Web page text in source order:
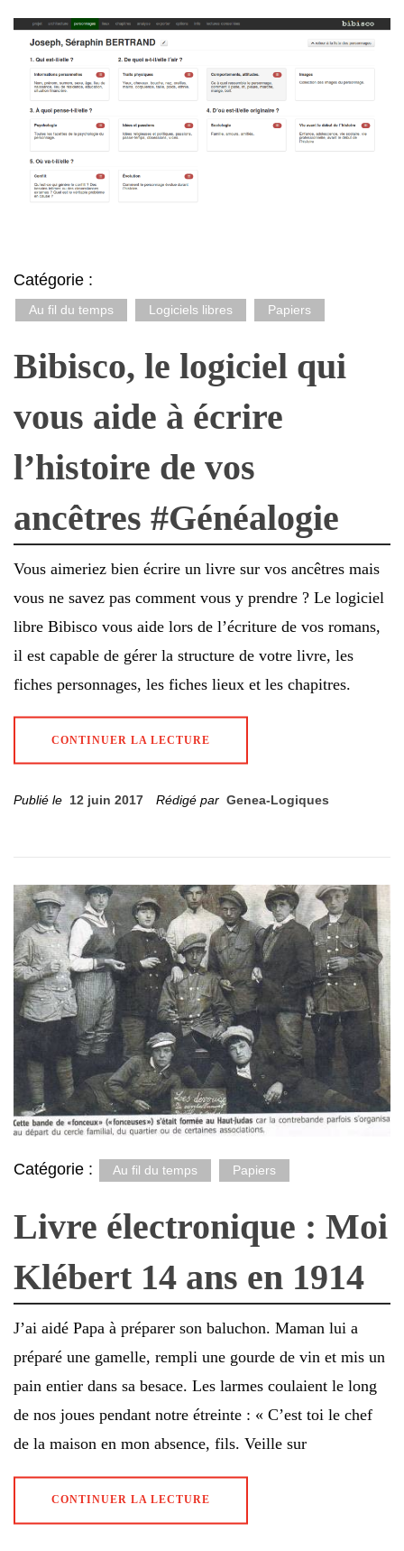
Catégorie :
Au fil du temps Logiciels libres Papiers
Bibisco, le logiciel qui
vous aide à écrire
l’histoire de vos
ancêtres #Généalogie
Vous aimeriez bien écrire un livre sur vos ancêtres mais
vous ne savez pas comment vous y prendre ? Le logiciel
libre Bibisco vous aide lors de l’écriture de vos romans,
il est capable de gérer la structure de votre livre, les
fiches personnages, les fiches lieux et les chapitres.
CONTINUER LA LECTURE
Publié le 12 juin 2017 Rédigé par Genea-Logiques
Catégorie : Au fil du temps Papiers
Livre électronique : Moi
Klébert 14 ans en 1914
J’ai aidé Papa à préparer son baluchon. Maman lui a
préparé une gamelle, rempli une gourde de vin et mis un
pain entier dans sa besace. Les larmes coulaient le long
de nos joues pendant notre étreinte : « C’est toi le chef
de la maison en mon absence, fils. Veille sur
CONTINUER LA LECTURE